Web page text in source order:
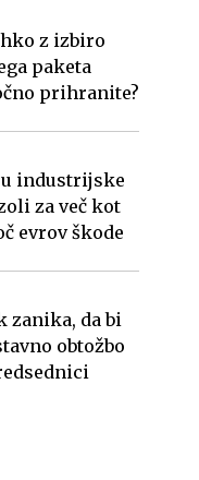
z izbiro
paketa
prihranite?
industrijske
za več kot
evrov škode
zanika, da bi
obtožbo